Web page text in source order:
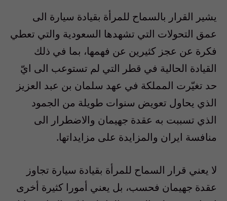
يشير القرار بالسماح للمرأة بقيادة سيارة الى
عمق التحولات التي تشهدها السعودية والتي تعطي
فكرة عن عجز كثيرين عن فهمها، بما في ذلك
القيادة الحالية في قطر التي لم تستوعب الى ايّ
حد تغيّرت المملكة في عهد سلمان بن عبد العزيز
الذي يحاول تعويض سنوات طويلة من الجمود
الذي تسببت به عقدة جهيمان والاضطرار الى
منافسة ايران والمزايدة على مزايداتها.
لا يعني قرار السماح للمرأة بقيادة سيارة تجاوز
عقدة جهيمان فحسب، بل يعني أمورا كثيرة أخرى